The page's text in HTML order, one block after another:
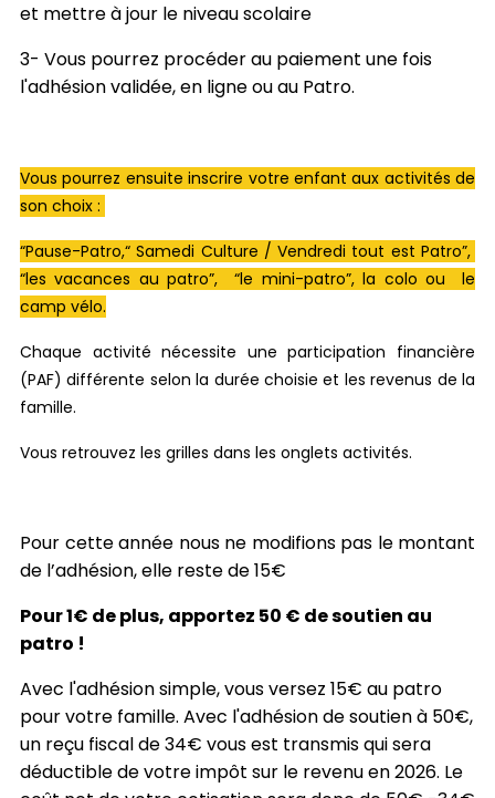
et mettre à jour le niveau scolaire
3- Vous pourrez procéder au paiement une fois
l'adhésion validée, en ligne ou au Patro.
Vous pourrez ensuite inscrire votre enfant aux activités de
son choix :
“Pause-Patro,“ Samedi Culture / Vendredi tout est Patro”,
“les vacances au patro”, “le mini-patro”, la colo ou le
camp vélo.
Chaque activité nécessite une participation financière
(PAF) différente selon la durée choisie et les revenus de la
famille.
Vous retrouvez les grilles dans les onglets activités.
Pour cette année nous ne modifions pas le montant
de l’adhésion, elle reste de 15€
Pour 1€ de plus, apportez 50 € de soutien au
patro !
Avec l'adhésion simple, vous versez 15€ au patro
pour votre famille. Avec l'adhésion de soutien à 50€,
un reçu fiscal de 34€ vous est transmis qui sera
déductible de votre impôt sur le revenu en 2026. Le